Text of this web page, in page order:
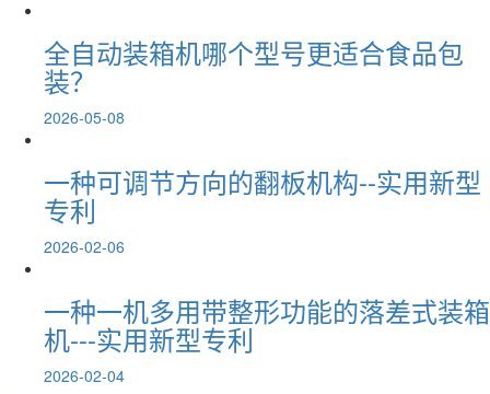
全自动装箱机哪个型号更适合食品包
装？
2026-05-08
一种可调节方向的翻板机构--实用新型
专利
2026-02-06
一种一机多用带整形功能的落差式装箱
机---实用新型专利
2026-02-04